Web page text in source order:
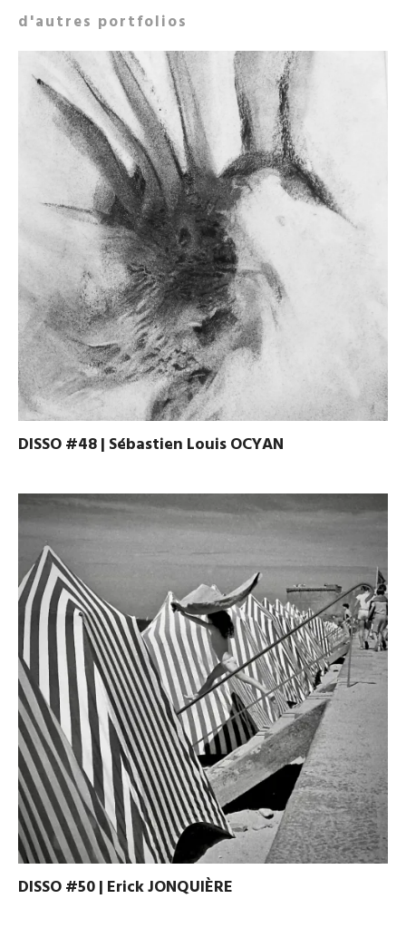
d'autres portfolios
DISSO #48 | Sébastien Louis OCYAN
DISSO #50 | Erick JONQUIÈRE